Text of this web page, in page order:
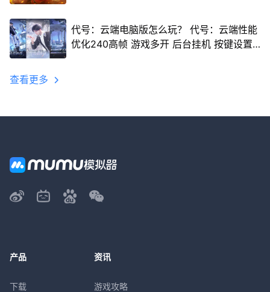
代号：云端电脑版怎么玩？ 代号：云端性能
优化240高帧 游戏多开 后台挂机 按键设置
查看更多
产品
下载
资讯
游戏攻略